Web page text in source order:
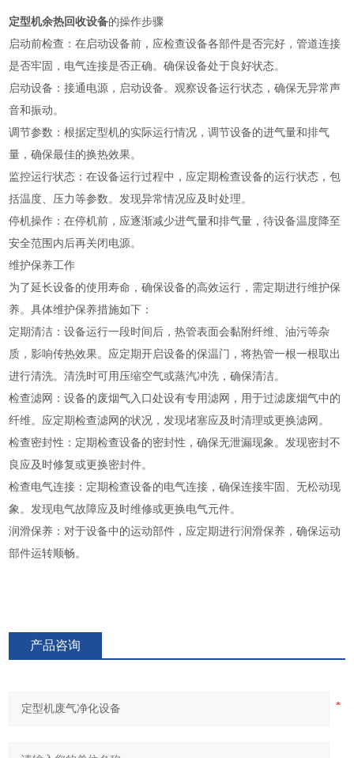
定型机余热回收设备的操作步骤
启动前检查：在启动设备前，应检查设备各部件是否完好，管道连接
是否牢固，电气连接是否正确。确保设备处于良好状态。
启动设备：接通电源，启动设备。观察设备运行状态，确保无异常声
音和振动。
调节参数：根据定型机的实际运行情况，调节设备的进气量和排气
量，确保最佳的换热效果。
监控运行状态：在设备运行过程中，应定期检查设备的运行状态，包
括温度、压力等参数。发现异常情况应及时处理。
停机操作：在停机前，应逐渐减少进气量和排气量，待设备温度降至
安全范围内后再关闭电源。
维护保养工作
为了延长设备的使用寿命，确保设备的高效运行，需定期进行维护保
养。具体维护保养措施如下：
定期清洁：设备运行一段时间后，热管表面会黏附纤维、油污等杂
质，影响传热效果。应定期开启设备的保温门，将热管一根一根取出
进行清洗。清洗时可用压缩空气或蒸汽冲洗，确保清洁。
检查滤网：设备的废烟气入口处设有专用滤网，用于过滤废烟气中的
纤维。应定期检查滤网的状况，发现堵塞应及时清理或更换滤网。
检查密封性：定期检查设备的密封性，确保无泄漏现象。发现密封不
良应及时修复或更换密封件。
检查电气连接：定期检查设备的电气连接，确保连接牢固、无松动现
象。发现电气故障应及时维修或更换电气元件。
润滑保养：对于设备中的运动部件，应定期进行润滑保养，确保运动
部件运转顺畅。
产品咨询